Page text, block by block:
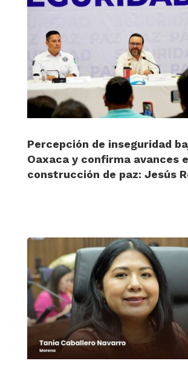
Percepción de inseguridad
Oaxaca y confirma avances
construcción de paz: Jesús